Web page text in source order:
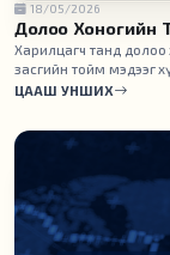
18/05/2026
Долоо Хоногийн
Харилцагч танд долоо
засгийн тойм мэдээг
ЦААШ УНШИХ